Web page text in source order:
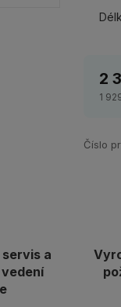
2
1
Číslo
a